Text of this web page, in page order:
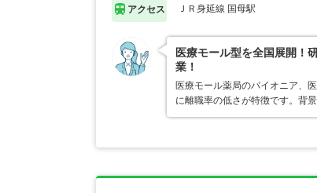
アクセス ＪＲ身延線 国母駅
医療モール型を全国展開！
業！
医療モール薬局のパイオニア、
に離職率の低さが特徴です。背